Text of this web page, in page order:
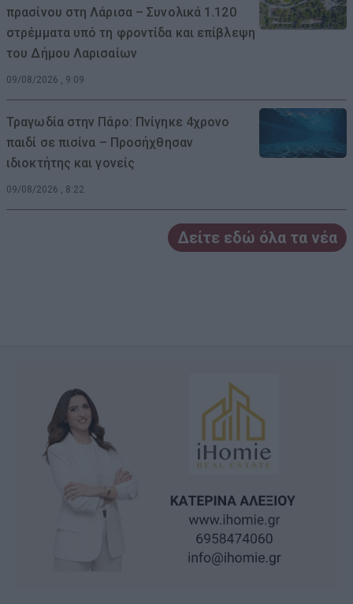
πρασίνου στη Λάρισα – Συνολικά 1.120
στρέμματα υπό τη φροντίδα και επίβλεψη
του Δήμου Λαρισαίων
09/08/2026 , 9:09
Τραγωδία στην Πάρο: Πνίγηκε 4χρονο
παιδί σε πισίνα – Προσήχθησαν
ιδιοκτήτης και γονείς
09/08/2026 , 8:22
Δείτε εδώ όλα τα νέα